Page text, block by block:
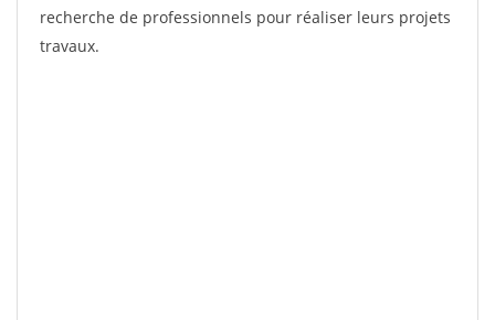
recherche de professionnels pour réaliser leurs projets
travaux.